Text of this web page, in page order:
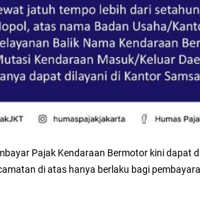
Pajak Kendaraan Bermotor kini dapat
di atas hanya berlaku bagi